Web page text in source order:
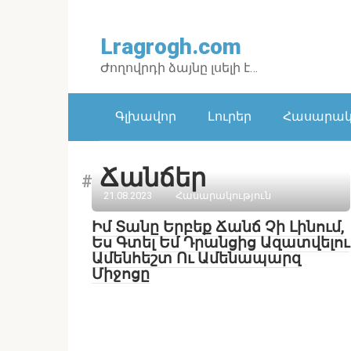
Lragrogh.com
Ժողովրդի ձայնը լսելի է…
Գլխավոր Լուրեր
Ճանճեր
21.08.2023 Հասարակություն
Իմ Տանը Երբեք Ճանճ Չի Լինում,
Ես Գտել Եմ Դրանցից Ազատվելու
Ամենհեշտ Ու Ամենապարզ
Միջոցը